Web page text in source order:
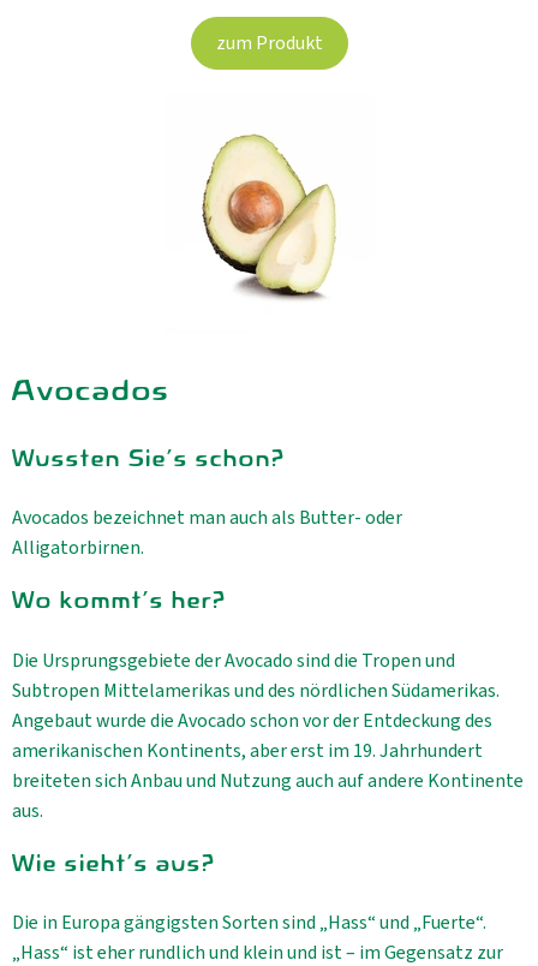
zum Produkt
Avocados
Wussten Sie's schon?
Avocados bezeichnet man auch als Butter- oder
Alligatorbirnen.
Wo kommt's her?
Die Ursprungsgebiete der Avocado sind die Tropen und
Subtropen Mittelamerikas und des nördlichen Südamerikas.
Angebaut wurde die Avocado schon vor der Entdeckung des
amerikanischen Kontinents, aber erst im 19. Jahrhundert
breiteten sich Anbau und Nutzung auch auf andere Kontinente
aus.
Wie sieht's aus?
Die in Europa gängigsten Sorten sind „Hass“ und „Fuerte“.
„Hass“ ist eher rundlich und klein und ist – im Gegensatz zur